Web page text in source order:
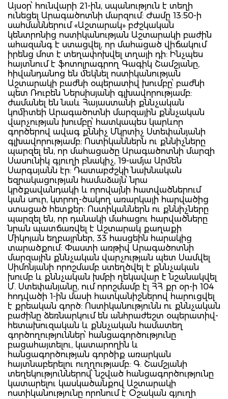
Այսօր՝ հունվարի 21-ին, սպանություն է տեղի
ունեցել Արագածոտնի մարզում: Ժամը 13:50-ի
սահմաններում «Աշտարակ» բժշկական
կենտրոնից ոստիկանության Աշտարակի բաժին
ահազանգ է ստացվել, որ մահացած վիճակում
իրենց մոտ է տեղափոխվել տղայի դի: Ինչպես
հայտնում է ֆոտոլրագրող Գագիկ Շամշյանը,
հիվանդանոց են մեկնել ոստիկանության
Աշտարակի բաժնի օպերատիվ խումբը՝ բաժնի
պետ Ռուբեն Ներսիսյանի գլխավորությամբ:
ժամանել են նաև Հայաստանի քննչական
կոմիտեի Արագածոտնի մարզային քննչական
վարչության խումբը՝ հատկապես կարևոր
գործերով ավագ քննիչ Մկրտիչ Ստեփանյանի
գլխավորությամբ: Ոստիկաններն ու քննիչները
պարզել են, որ մահացածը Արագածոտնի մարզի
Սասունիկ գյուղի բնակիչ, 19-ամյա Արմեն
Սարգսյանն էր: Դատաբժշկի նախնական
եզրակացության համաձայն՝ նրա
կրծքավանդակի և որովայնի հատվածներում
կան սուր, կտրող-ծակող առարկայի հարվածից
ստացած հետքեր: Ոստիկաններն ու քննիչները
պարզել են, որ դանակի մահացու հարվածները
նրան պատճառվել է Աշտարակ քաղաքի
Միկոյան եղբայրներ, 33 հասցեին հարակից
տարածքում: Փաստի առթիվ Արագածոտնի
մարզային քննչական վարչության պետ Սամվել
Սիմոնյանի որոշմամբ ստեղծվել է քննչական
խումբ և քննչական խմբի ղեկավար է նշանակվել
Մ. Ստեփանյանը, ում որոշմամբ էլ ՀՀ քր օր-ի 104
հոդվածի 1-ին մասի հատկանիշներով հարուցվել
է քրեական գործ: Ոստիկանությունն ու քննչական
բաժինը ձեռնարկում են անհրաժեշտ օպերատիվ-
հետախուզական և քննչական համատեղ
գործողություններ՝ հանցագործությունը
բացահայտելու, կատարողին և
հանցագործության գործիք առարկան
հայտնաբերելու ուղղությամբ: Գ. Շամշյանի
տեղեկություններով՝ նշված հանցագործությունը
կատարելու կասկածանքով Աշտարակի
ոստիկանությունը որոնում է Օշական գյուղի